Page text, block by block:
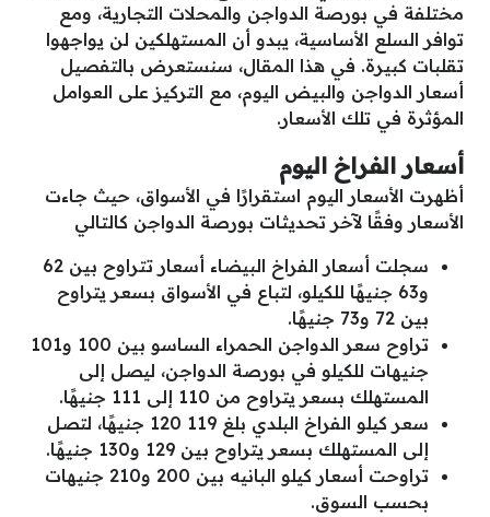
مختلفة في بورصة الدواجن والمحلات التجارية، ومع
توافر السلع الأساسية، يبدو أن المستهلكين لن يواجهوا
تقلبات كبيرة. في هذا المقال، سنستعرض بالتفصيل
أسعار الدواجن والبيض اليوم، مع التركيز على العوامل
المؤثرة في تلك الأسعار.
أسعار الفراخ اليوم
أظهرت الأسعار اليوم استقرارًا في الأسواق، حيث جاءت
الأسعار وفقًا لآخر تحديثات بورصة الدواجن كالتالي
سجلت أسعار الفراخ البيضاء أسعار تتراوح بين 62
و63 جنيهًا للكيلو، لتباع في الأسواق بسعر يتراوح
بين 72 و73 جنيهًا.
تراوح سعر الدواجن الحمراء الساسو بين 100 و101
جنيهات للكيلو في بورصة الدواجن، ليصل إلى
المستهلك بسعر يتراوح من 110 إلى 111 جنيهًا.
سعر كيلو الفراخ البلدي بلغ 119 120 جنيهًا، لتصل
إلى المستهلك بسعر يتراوح بين 129 و130 جنيهًا.
تراوحت أسعار كيلو البانيه بين 200 و210 جنيهات
بحسب السوق.